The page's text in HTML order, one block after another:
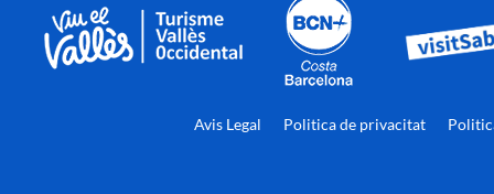
Avis Legal Politica de privacitat